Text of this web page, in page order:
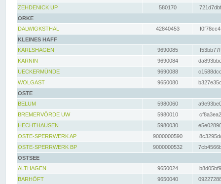
ZEHDENICK UP
580170
ORKE
DALWIGKSTHAL
42840453
KLEINES HAFF
KARLSHAGEN
9690085
KARNIN
9690084
UECKERMÜNDE
9690088
WOLGAST
9650080
OSTE
BELUM
5980060
BREMERVÖRDE UW
5980010
HECHTHAUSEN
5980030
OSTE-SPERRWERK AP
9000000590
OSTE-SPERRWERK BP
9000000532
OSTSEE
ALTHAGEN
9650024
BARHÖFT
9650040